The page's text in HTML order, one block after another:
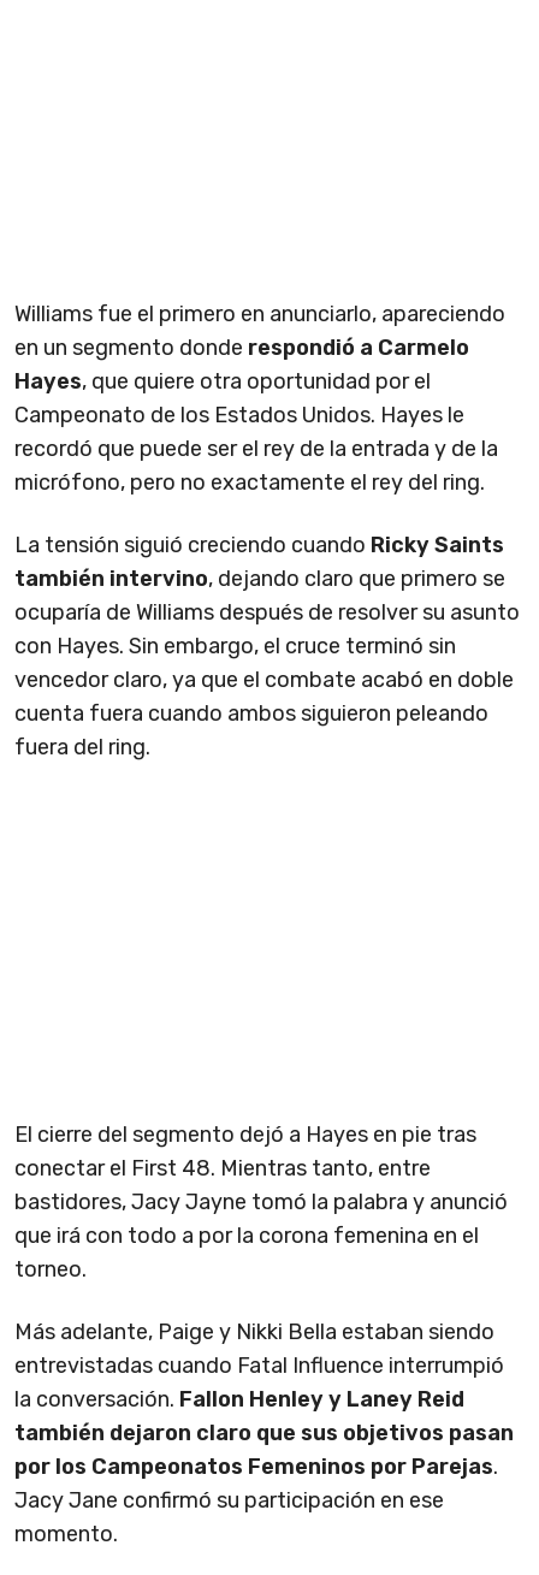
Williams fue el primero en anunciarlo, apareciendo
en un segmento donde respondió a Carmelo
Hayes, que quiere otra oportunidad por el
Campeonato de los Estados Unidos. Hayes le
recordó que puede ser el rey de la entrada y de la
micrófono, pero no exactamente el rey del ring.
La tensión siguió creciendo cuando Ricky Saints
también intervino, dejando claro que primero se
ocuparía de Williams después de resolver su asunto
con Hayes. Sin embargo, el cruce terminó sin
vencedor claro, ya que el combate acabó en doble
cuenta fuera cuando ambos siguieron peleando
fuera del ring.
El cierre del segmento dejó a Hayes en pie tras
conectar el First 48. Mientras tanto, entre
bastidores, Jacy Jayne tomó la palabra y anunció
que irá con todo a por la corona femenina en el
torneo.
Más adelante, Paige y Nikki Bella estaban siendo
entrevistadas cuando Fatal Influence interrumpió
la conversación. Fallon Henley y Laney Reid
también dejaron claro que sus objetivos pasan
por los Campeonatos Femeninos por Parejas.
Jacy Jane confirmó su participación en ese
momento.